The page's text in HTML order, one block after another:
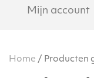
Mijn account
Home / Producten